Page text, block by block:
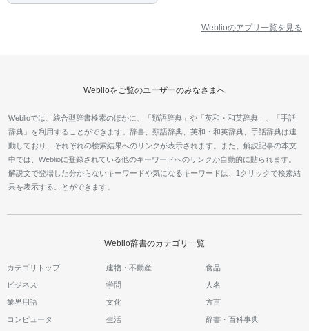
Weblioのアプリ一覧を見る
Weblioをご覧のユーザーのみなさまへ
Weblioでは、統合型辞書検索のほかに、「類語辞典」や「英和・和英辞典」、「手話
辞典」を利用することができます。辞書、類語辞典、英和・和英辞典、手話辞典は連
動しており、それぞれの検索結果へのリンクが表示されます。また、解説記事の本文
中では、Weblioに登録されている他のキーワードへのリンクが自動的に貼られます。
解説文で登場した分からないキーワードや気になるキーワードは、1クリックで検索結
果を表示することができます。
Weblio辞書のカテゴリ一覧
カテゴリトップ 建物・不動産 食品
ビジネス 学問 人名
業界用語 文化 方言
コンピュータ 生活 辞書・百科事典